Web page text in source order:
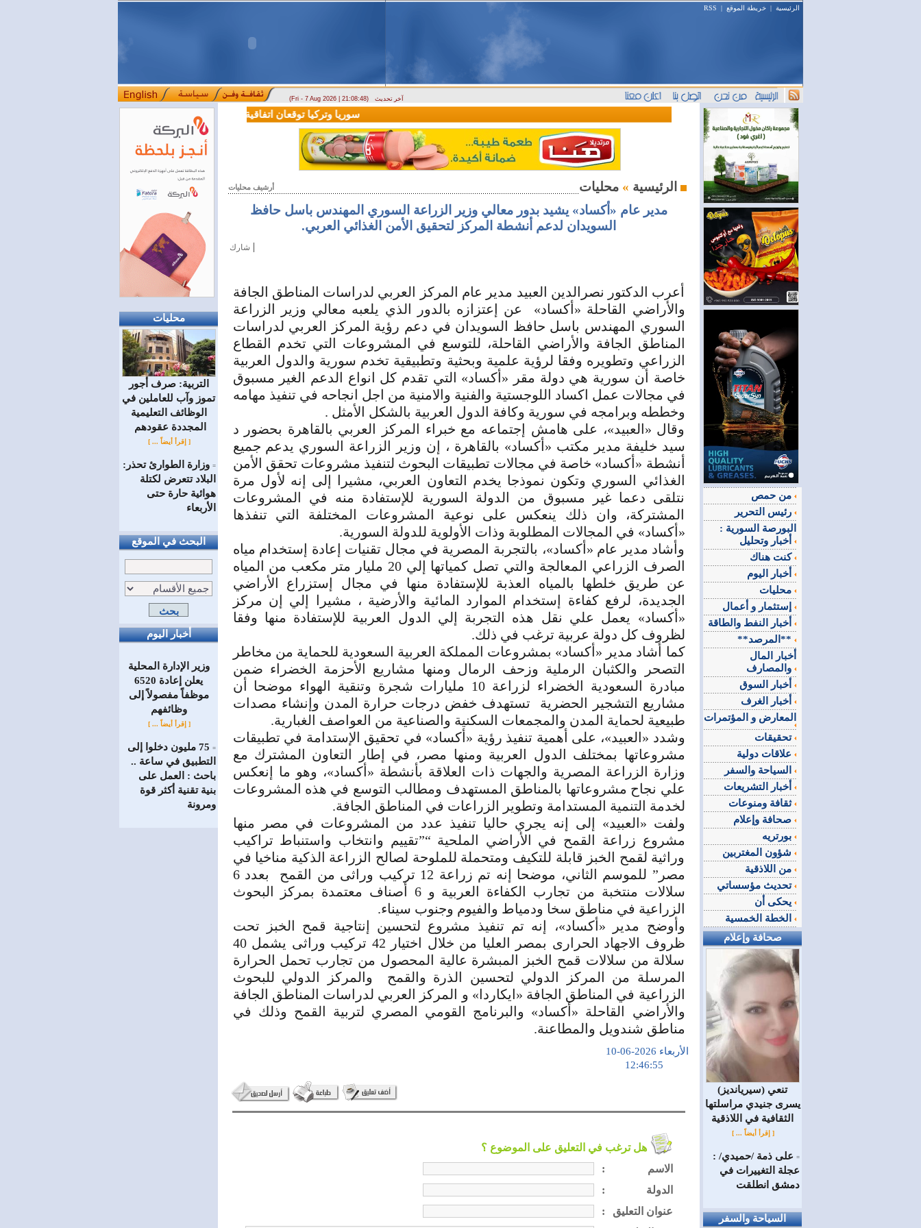
الرئيسية | خريطة الموقع |
RSS
(Fri - 7 Aug 2026 | 21:08:48) آخر تحديث
محليات
التربية: صرف أجور
تموز وآب للعاملين في
الوظائف ‏التعليمية
المجددة عقودهم ‏
[ إقرأ أيضاً ... ]
= وزارة الطوارئ تحذر:
البلاد تتعرض لكتلة
هوائية حارة حتى
الأربعاء
البحث في الموقع
أخبار اليوم
وزير الإدارة المحلية
يعلن إعادة 6520
موظفاً مفصولاً إلى
‏وظائفهم
[ إقرأ أيضاً ... ]
=
75 مليون دخلوا إلى
التطبيق في ساعة ..
باحث : العمل على
بنية تقنية أكثر قوة
ومرونة
سوريا وتركيا توقعان اتفاقية تعاون في مجالي التعليم العالي والبحث العلمي
أرشيف محليات الرئيسية »
مدير عام «أكساد» يشيد بدور معالي وزير الزراعة السوري المهندس باسل حافظ
السويدان لدعم أنشطة المركز لتحقيق الأمن الغذائي العربي.
شارك |
أعرب الدكتور نصرالدين العبيد مدير عام المركز العربي لدراسات المناطق الجافة
والأراضي القاحلة «أكساد» عن إعتزازه بالدور الذي يلعبه معالي وزير الزراعة
السوري المهندس باسل حافظ السويدان في دعم رؤية المركز العربي لدراسات
المناطق الجافة والأراضي القاحلة، للتوسع في المشروعات التي تخدم القطاع
الزراعي وتطويره وفقا لرؤية علمية وبحثية وتطبيقية تخدم سورية والدول العربية
خاصة أن سورية هي دولة مقر «أكساد» التي تقدم كل انواع الدعم الغير مسبوق
في مجالات عمل اكساد اللوجستية والفنية والامنية من اجل انجاحه في تنفيذ مهامه
وخططه وبرامجه في سورية وكافة الدول العربية بالشكل الأمثل .
وقال «العبيد»، على هامش إجتماعه مع خبراء المركز العربي بالقاهرة بحضور د
سيد خليفة مدير مكتب «أكساد» بالقاهرة ، إن وزير الزراعة السوري يدعم جميع
أنشطة «أكساد» خاصة في مجالات تطبيقات البحوث لتنفيذ مشروعات تحقق الأمن
الغذائي السوري وتكون نموذجا يخدم التعاون العربي، مشيرا إلى إنه لأول مرة
نتلقى دعما غير مسبوق من الدولة السورية للإستفادة منه في المشروعات
المشتركة، وان ذلك ينعكس على نوعية المشروعات المختلفة التي تنفذها
«أكساد» في المجالات المطلوبة وذات الأولوية للدولة السورية.
وأشاد مدير عام «أكساد»، بالتجربة المصرية في مجال تقنيات إعادة إستخدام مياه
الصرف الزراعي المعالجة والتي تصل كمياتها إلي 20 مليار متر مكعب من المياه
عن طريق خلطها بالمياه العذبة للإستفادة منها في مجال إستزراع الأراضي
الجديدة، لرفع كفاءة إستخدام الموارد المائية والأرضية ، مشيرا إلي إن مركز
«أكساد» يعمل علي نقل هذه التجربة إلي الدول العربية للإستفادة منها وفقا
لظروف كل دولة عربية ترغب في ذلك.
كما أشاد مدير «أكساد» بمشروعات المملكة العربية السعودية للحماية من مخاطر
التصحر والكثبان الرملية وزحف الرمال ومنها مشاريع الأحزمة الخضراء ضمن
مبادرة السعودية الخضراء لزراعة 10 مليارات شجرة وتنقية الهواء موضحا أن
مشاريع التشجير الحضرية تستهدف خفض درجات حرارة المدن وإنشاء مصدات
طبيعية لحماية المدن والمجمعات السكنية والصناعية من العواصف الغبارية.
وشدد «العبيد»، على أهمية تنفيذ رؤية «أكساد» في تحقيق الإستدامة في تطبيقات
مشروعاتها بمختلف الدول العربية ومنها مصر، في إطار التعاون المشترك مع
وزارة الزراعة المصرية والجهات ذات العلاقة بأنشطة «أكساد»، وهو ما إنعكس
علي نجاح مشروعاتها بالمناطق المستهدف ومطالب التوسع في هذه المشروعات
لخدمة التنمية المستدامة وتطوير الزراعات في المناطق الجافة.
ولفت «العبيد» إلى إنه يجري حاليا تنفيذ عدد من المشروعات في مصر منها
مشروع زراعة القمح في الأراضي الملحية “”تقييم وانتخاب واستنباط تراكيب
وراثية لقمح الخبز قابلة للتكيف ومتحملة للملوحة لصالح الزراعة الذكية مناخيا في
مصر” للموسم الثاني، موضحا إنه تم زراعة 12 تركيب وراثى من القمح بعدد 6
سلالات منتخبة من تجارب الكفاءة العربية و 6 أصناف معتمدة بمركز البحوث
الزراعية في مناطق سخا ودمياط والفيوم وجنوب سيناء.
وأوضح مدير «أكساد»، إنه تم تنفيذ مشروع لتحسين إنتاجية قمح الخبز تحت
ظروف الاجهاد الحرارى بمصر العليا من خلال اختيار 42 تركيب وراثى يشمل 40
سلالة من سلالات قمح الخبز المبشرة عالية المحصول من تجارب تحمل الحرارة
المرسلة من المركز الدولي لتحسين الذرة والقمح والمركز الدولي للبحوث
الزراعية في المناطق الجافة «ايكاردا» و المركز العربي لدراسات المناطق الجافة
والأراضي القاحلة «أكساد» والبرنامج القومي المصري لتربية القمح وذلك في
مناطق شندويل والمطاعنة.
الأربعاء 2026-06-10
هل ترغب في التعليق على الموضوع ؟
:
الاسم
:
الدولة
:
عنوان التعليق
البورصة السورية :
كنت هناك
**المرصد**
أخبار المال
المعارض و المؤتمرات
تحقيقات
ثقافة ومنوعات
تحديث مؤسساتي
صحافة وإعلام
(سيريانديز) تنعي
يسرى جنيدي مراسلتها
الثقافية في اللاذقية
[ إقرأ أيضاً ... ]
= على ذمة /حميدي/ :
عجلة التغييرات في
دمشق انطلقت
السياحة والسفر